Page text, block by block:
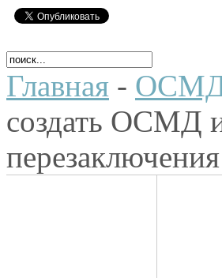
Главная - ОСМД
создать ОСМД